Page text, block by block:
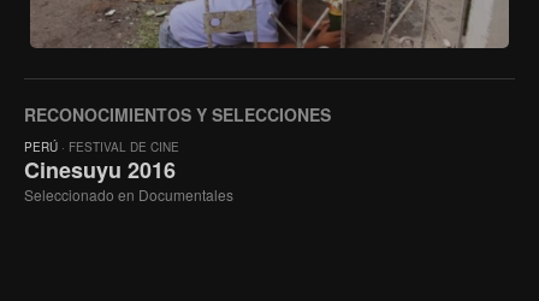
RECONOCIMIENTOS Y SELECCIONES
PERÚ · FESTIVAL DE CINE
Cinesuyu 2016
Seleccionado en Documentales